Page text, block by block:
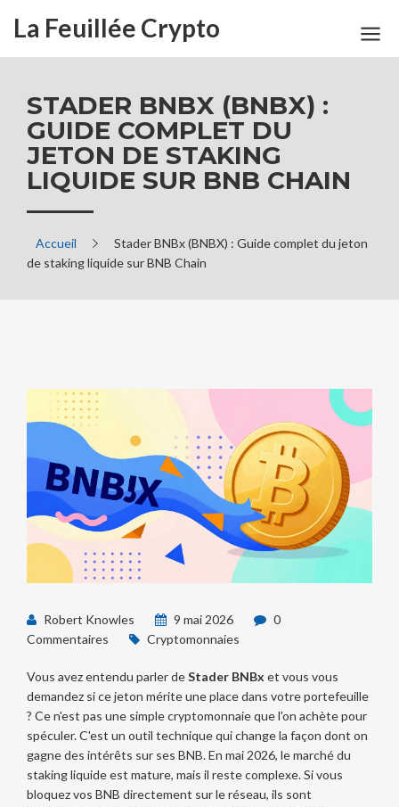
La Feuillée Crypto
STADER BNBX (BNBX) :
GUIDE COMPLET DU
JETON DE STAKING
LIQUIDE SUR BNB CHAIN
Accueil
Stader BNBx (BNBX) : Guide complet du jeton
de staking liquide sur BNB Chain
Robert Knowles 9 mai 2026
0
Commentaires
Cryptomonnaies
Vous avez entendu parler deStader BNBx et vous vous
demandez si ce jeton mérite une place dans votre portefeuille
? Ce n'est pas une simple cryptomonnaie que l'on achète pour
spéculer. C'est un outil technique qui change la façon dont on
gagne des intérêts sur ses BNB. En mai 2026, le marché du
staking liquide est mature, mais il reste complexe. Si vous
bloquez vos BNB directement sur le réseau, ils sont